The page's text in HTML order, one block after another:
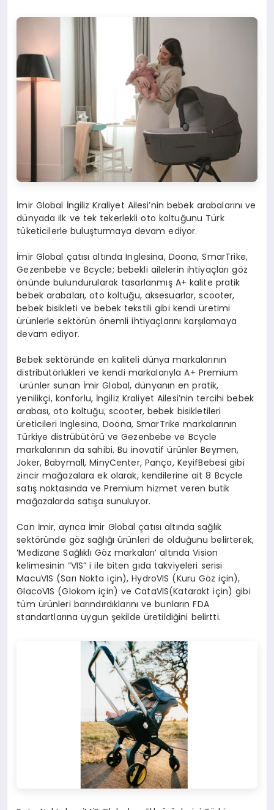
İmir Global İngiliz Kraliyet Ailesi’nin bebek arabalarını ve
dünyada ilk ve tek tekerlekli oto koltuğunu Türk
tüketicilerle buluşturmaya devam ediyor.
İmir Global çatısı altında Inglesina, Doona, SmarTrike,
Gezenbebe ve Bcycle; bebekli ailelerin ihtiyaçları göz
önünde bulundurularak tasarlanmış A+ kalite pratik
bebek arabaları, oto koltuğu, aksesuarlar, scooter,
bebek bisikleti ve bebek tekstili gibi kendi üretimi
ürünlerle sektörün önemli ihtiyaçlarını karşılamaya
devam ediyor.
Bebek sektöründe en kaliteli dünya markalarının
distribütörlükleri ve kendi markalarıyla A+ Premium
ürünler sunan İmir Global, dünyanın en pratik,
yenilikçi, konforlu, İngiliz Kraliyet Ailesi’nin tercihi bebek
arabası, oto koltuğu, scooter, bebek bisikletileri
üreticileri Inglesina, Doona, SmarTrike markalarının
Türkiye distrübütörü ve Gezenbebe ve Bcycle
markalarının da sahibi. Bu inovatif ürünler Beymen,
Joker, Babymall, MinyCenter, Panço, KeyifBebesi gibi
zincir mağazalara ek olarak, kendilerine ait 8 Bcycle
satış noktasında ve Premium hizmet veren butik
mağazalarda satışa sunuluyor.
Can İmir, ayrıca İmir Global çatısı altında sağlık
sektöründe göz sağlığı ürünleri de olduğunu belirterek,
‘Medizane Sağlıklı Göz markaları’ altında Vision
kelimesinin “VIS” i ile biten gıda takviyeleri serisi
MacuVIS (Sarı Nokta için), HydroVIS (Kuru Göz için),
GlacoVIS (Glokom için) ve CataVIS(Katarakt için) gibi
tüm ürünleri barındırdıklarını ve bunların FDA
standartlarına uygun şekilde üretildiğini belirtti.